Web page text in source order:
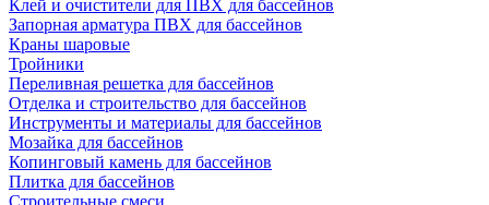
Клей и очистители для ПВХ для бассейнов
Запорная арматура ПВХ для бассейнов
Краны шаровые
Тройники
Переливная решетка для бассейнов
Отделка и строительство для бассейнов
Инструменты и материалы для бассейнов
Мозайка для бассейнов
Копинговый камень для бассейнов
Плитка для бассейнов
Строительные смеси